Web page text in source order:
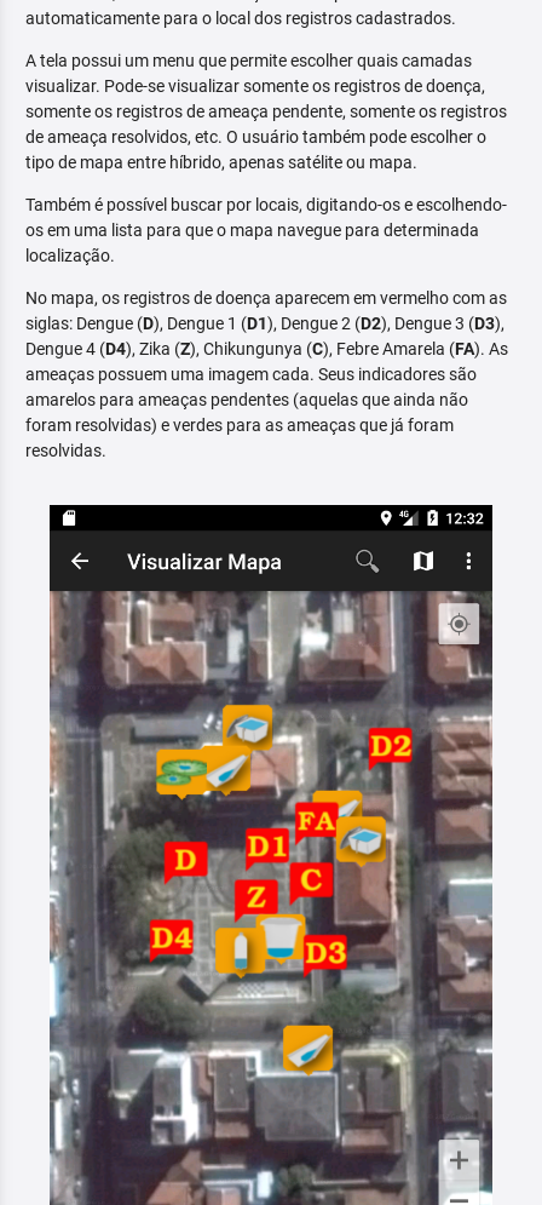
automaticamente para o local dos registros cadastrados.
A tela possui um menu que permite escolher quais camadas
visualizar. Pode-se visualizar somente os registros de doença,
somente os registros de ameaça pendente, somente os registros
de ameaça resolvidos, etc. O usuário também pode escolher o
tipo de mapa entre híbrido, apenas satélite ou mapa.
Também é possível buscar por locais, digitando-os e escolhendo-
os em uma lista para que o mapa navegue para determinada
localização.
No mapa, os registros de doença aparecem em vermelho com as
siglas: Dengue (D), Dengue 1 (D1), Dengue 2 (D2), Dengue 3 (D3),
Dengue 4 (D4), Zika (Z), Chikungunya (C), Febre Amarela (FA). As
ameaças possuem uma imagem cada. Seus indicadores são
amarelos para ameaças pendentes (aquelas que ainda não
foram resolvidas) e verdes para as ameaças que já foram
resolvidas.